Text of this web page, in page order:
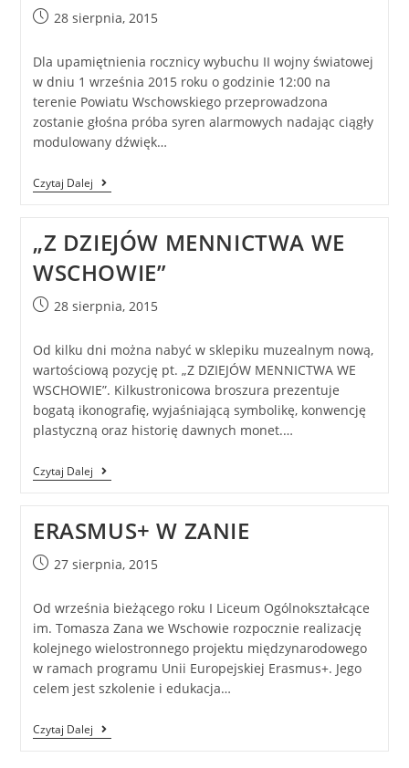
28 sierpnia, 2015
Dla upamiętnienia rocznicy wybuchu II wojny światowej
w dniu 1 września 2015 roku o godzinie 12:00 na
terenie Powiatu Wschowskiego przeprowadzona
zostanie głośna próba syren alarmowych nadając ciągły
modulowany dźwięk…
Czytaj Dalej
„Z DZIEJÓW MENNICTWA WE
WSCHOWIE”
28 sierpnia, 2015
Od kilku dni można nabyć w sklepiku muzealnym nową,
wartościową pozycję pt. „Z DZIEJÓW MENNICTWA WE
WSCHOWIE”. Kilkustronicowa broszura prezentuje
bogatą ikonografię, wyjaśniającą symbolikę, konwencję
plastyczną oraz historię dawnych monet.…
Czytaj Dalej
ERASMUS+ W ZANIE
27 sierpnia, 2015
Od września bieżącego roku I Liceum Ogólnokształcące
im. Tomasza Zana we Wschowie rozpocznie realizację
kolejnego wielostronnego projektu międzynarodowego
w ramach programu Unii Europejskiej Erasmus+. Jego
celem jest szkolenie i edukacja…
Czytaj Dalej